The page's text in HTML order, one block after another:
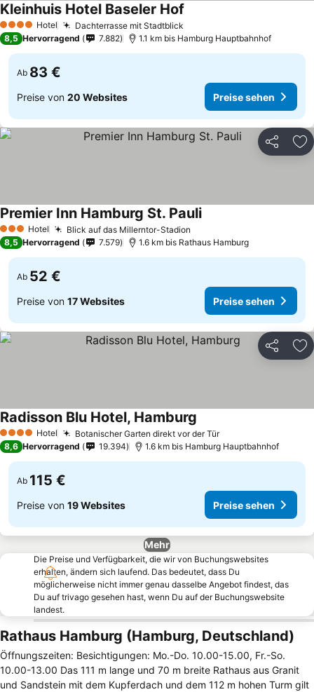
4 Sterne Hotel Dachterrasse mit Stadtblick
Kleinhuis Hotel Baseler Hof
8,5 Hervorragend 7.882 1.1 km bis Hamburg Hauptbahnhof
Ab 83 €
Preise von 20 Websites Preise sehen
Teilen
3 SterneHotel Blick auf das Millerntor-Stadion
Premier Inn Hamburg St. Pauli
8,5 Hervorragend 7.579 1.6 km bis Rathaus Hamburg
Ab 52 €
Preise von 17 Websites Preise sehen
Teilen
4 Sterne Hotel Botanischer Garten direkt vor der Tür
Radisson Blu Hotel, Hamburg
8,6 Hervorragend 19.394 1.6 km bis Hamburg Hauptbahnhof
Ab 115 €
Preise von 19 Websites Preise sehen
Mehr
Die Preise und Verfügbarkeit, die wir von Buchungswebsites
erhalten, ändern sich laufend. Das bedeutet, dass Du
möglicherweise nicht immer genau dasselbe Angebot findest, das
Du auf trivago gesehen hast, wenn Du auf der Buchungswebsite
landest.
Rathaus Hamburg (Hamburg, Deutschland)
Öffnungszeiten: Besichtigungen: Mo.-Do. 10.00-15.00, Fr.-So.
10.00-13.00 Das 111 m lange und 70 m breite Rathaus aus Granit
und Sandstein mit dem Kupferdach und dem 112 m hohen Turm gilt